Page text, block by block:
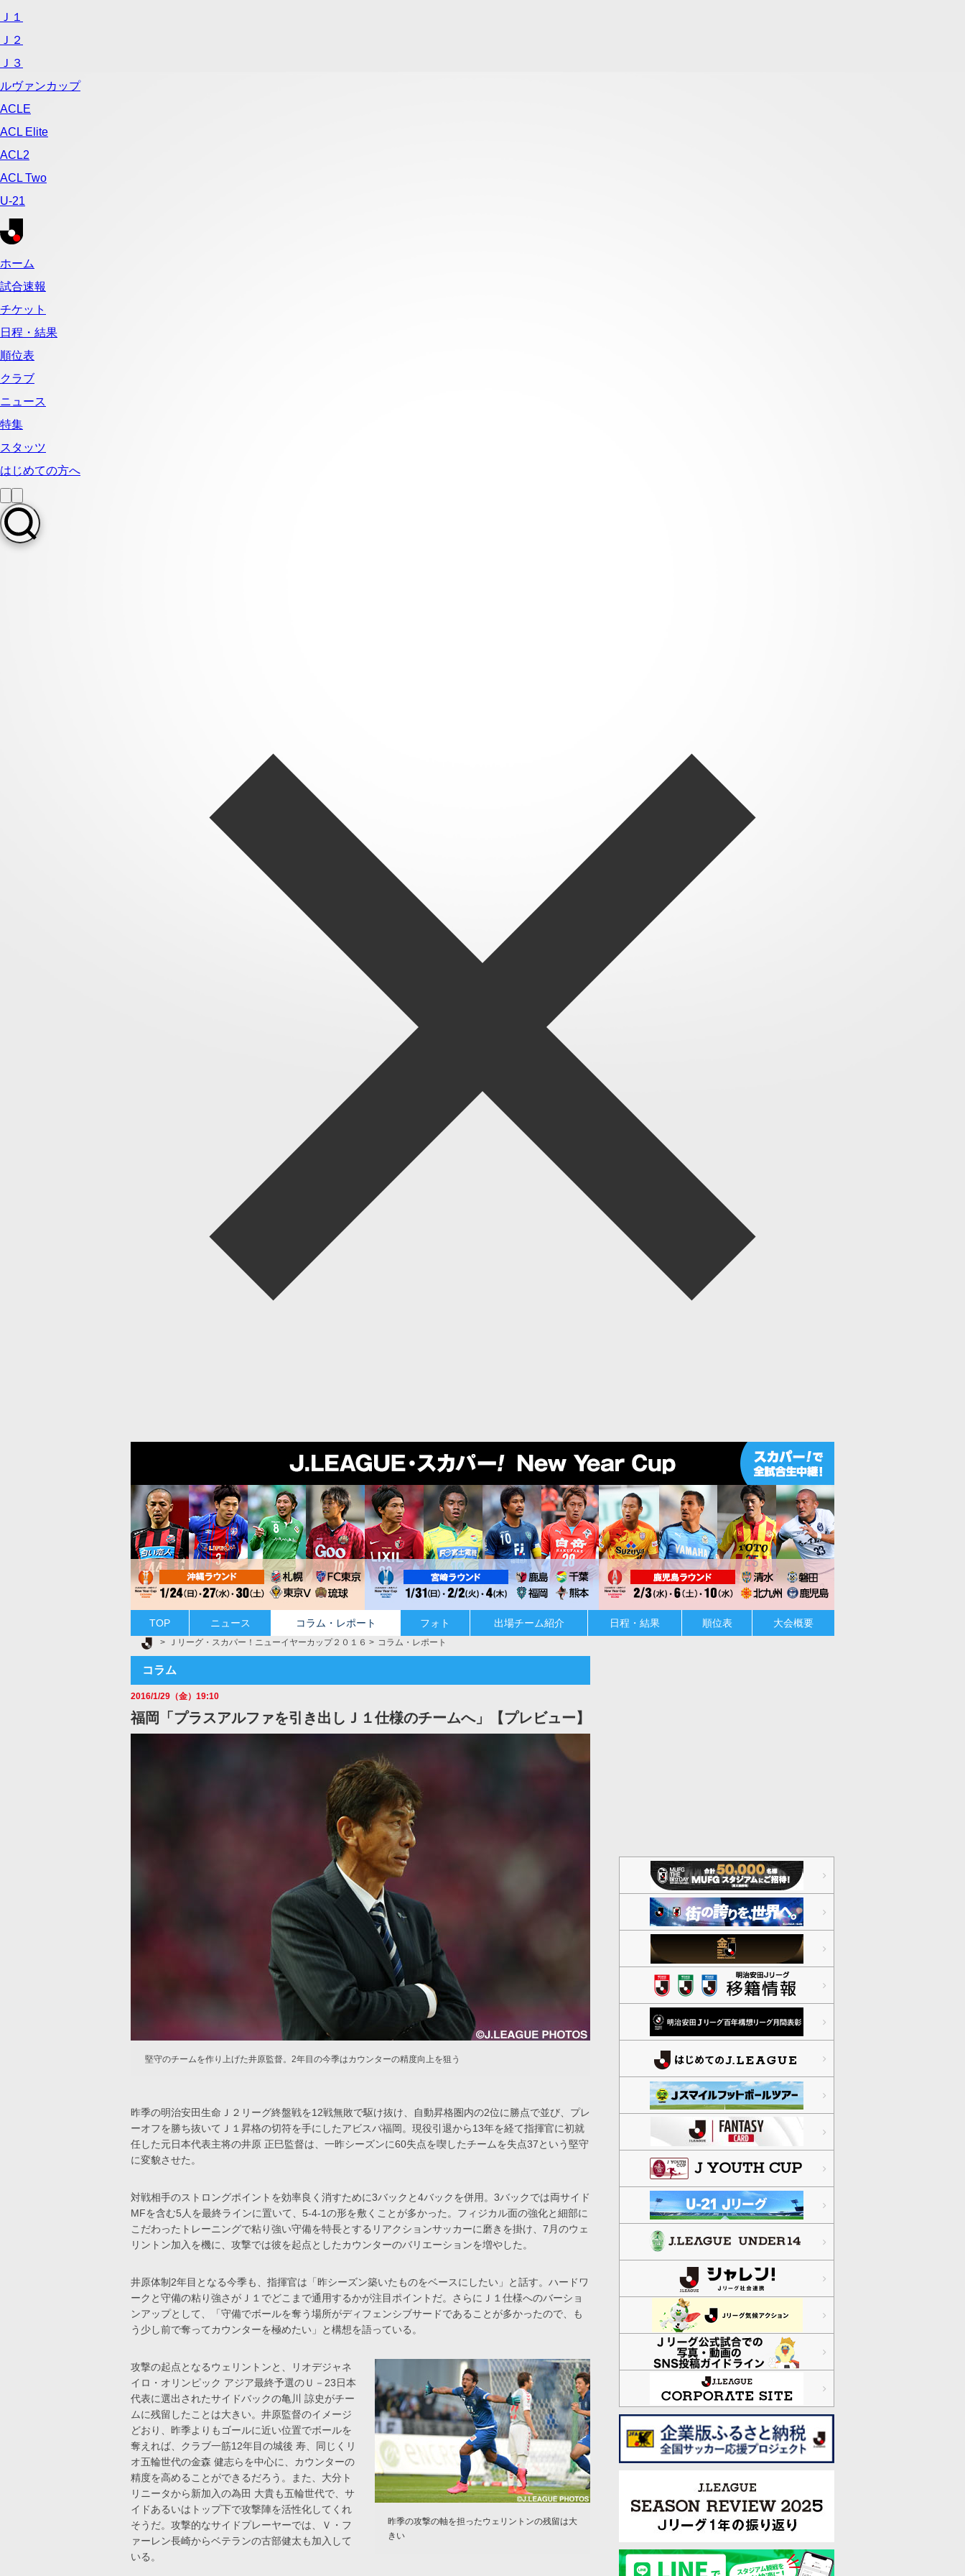
TOP ニュース コラム・レポート フォト 出場チーム紹介 日程・結果 順位表 大会概要
Ｊリーグ TOP
Ｊリーグ・スカパー！ニューイヤーカップ２０１６ コラム・レポート
コラム
2016/1/29（金）19:10
福岡「プラスアルファを引き出しＪ１仕様のチームへ」【プレビュー】
堅守のチームを作り上げた井原監督。2年目の今季はカウンターの精度向上を狙う
昨季の明治安田生命Ｊ２リーグ終盤戦を12戦無敗で駆け抜け、自動昇格圏内の2位に勝点で並び、プレ
ーオフを勝ち抜いてＪ１昇格の切符を手にしたアビスパ福岡。現役引退から13年を経て指揮官に初就
任した元日本代表主将の井原 正巳監督は、一昨シーズンに60失点を喫したチームを失点37という堅守
に変貌させた。
対戦相手のストロングポイントを効率良く消すために3バックと4バックを併用。3バックでは両サイド
MFを含む5人を最終ラインに置いて、5-4-1の形を敷くことが多かった。フィジカル面の強化と細部に
こだわったトレーニングで粘り強い守備を特長とするリアクションサッカーに磨きを掛け、7月のウェ
リントン加入を機に、攻撃では彼を起点としたカウンターのバリエーションを増やした。
井原体制2年目となる今季も、指揮官は「昨シーズン築いたものをベースにしたい」と話す。ハードワ
ークと守備の粘り強さがＪ１でどこまで通用するかが注目ポイントだ。さらにＪ１仕様へのバーショ
ンアップとして、「守備でボールを奪う場所がディフェンシブサードであることが多かったので、も
う少し前で奪ってカウンターを極めたい」と構想を語っている。
昨季の攻撃の軸を担ったウェリントンの残留は大
きい
攻撃の起点となるウェリントンと、リオデジャネ
イロ・オリンピック アジア最終予選のＵ－23日本
代表に選出されたサイドバックの亀川 諒史がチー
ムに残留したことは大きい。井原監督のイメージ
どおり、昨季よりもゴールに近い位置でボールを
奪えれば、クラブ一筋12年目の城後 寿、同じくリ
オ五輪世代の金森 健志らを中心に、カウンターの
精度を高めることができるだろう。また、大分ト
リニータから新加入の為田 大貴も五輪世代で、サ
イドあるいはトップ下で攻撃陣を活性化してくれ
そうだ。攻撃的なサイドプレーヤーでは、Ｖ・フ
ァーレン長崎からベテランの古部健太も加入して
いる。